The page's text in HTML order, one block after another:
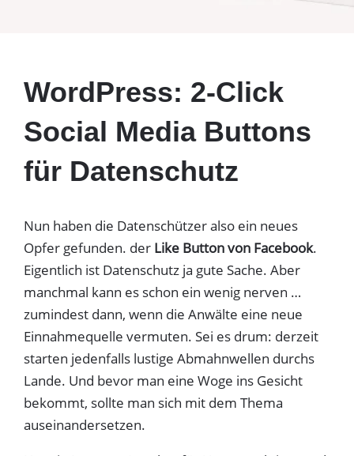
WordPress: 2-Click
Social Media Buttons
für Datenschutz
Nun haben die Datenschützer also ein neues
Opfer gefunden. der Like Button von Facebook.
Eigentlich ist Datenschutz ja gute Sache. Aber
manchmal kann es schon ein wenig nerven …
zumindest dann, wenn die Anwälte eine neue
Einnahmequelle vermuten. Sei es drum: derzeit
starten jedenfalls lustige Abmahnwellen durchs
Lande. Und bevor man eine Woge ins Gesicht
bekommt, sollte man sich mit dem Thema
auseinandersetzen.